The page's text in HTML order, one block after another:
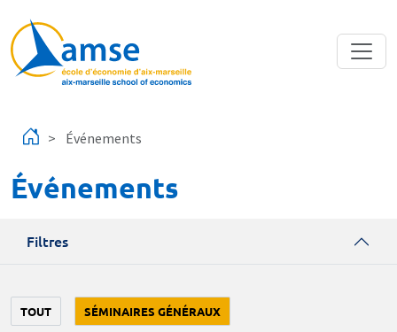
Événements
Événements
Filtres
TOUT SÉMINAIRES GÉNÉRAUX